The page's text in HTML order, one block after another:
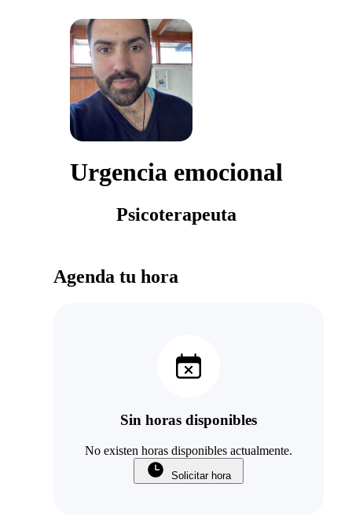
Urgencia emocional
Psicoterapeuta
Agenda tu hora
Sin horas disponibles
No existen horas disponibles actualmente.
Solicitar hora